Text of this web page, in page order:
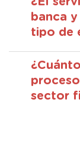
banca
tipo de
sector